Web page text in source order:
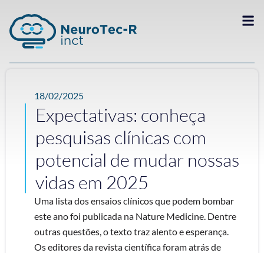
18/02/2025
Expectativas: conheça
pesquisas clínicas com
potencial de mudar nossas
vidas em 2025
Uma lista dos ensaios clínicos que podem bombar
este ano foi publicada na Nature Medicine. Dentre
outras questões, o texto traz alento e esperança.
Os editores da revista científica foram atrás de